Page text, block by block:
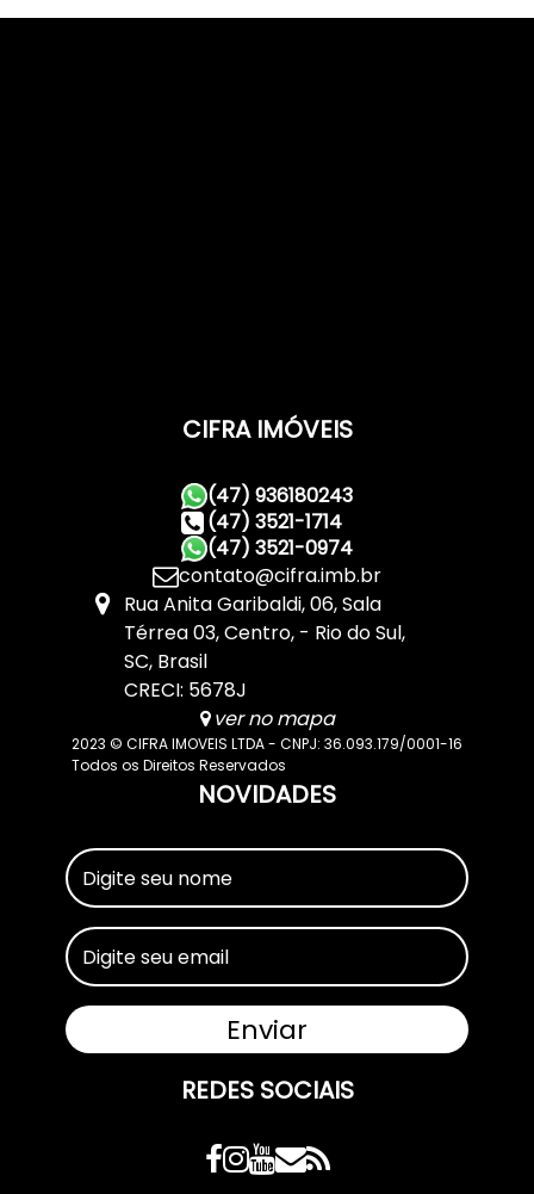
CIFRA IMÓVEIS
(47) 936180243
(47) 3521-1714
(47) 3521-0974
contato@cifra.imb.br
Rua Anita Garibaldi,06,Sala
Térrea 03,Centro, Rio do Sul,
SC, Brasil
CRECI: 5678J
ver no mapa
2023 © CIFRA IMOVEIS LTDA - CNPJ: 36.093.179/0001-16
Todos os Direitos Reservados
NOVIDADES
REDES SOCIAIS